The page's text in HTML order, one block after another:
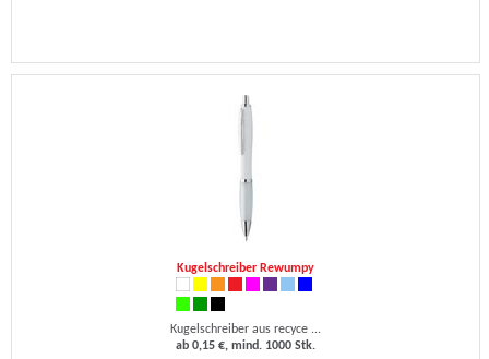
Kugelschreiber Rewumpy
Kugelschreiber aus recyce ...
ab 0,15 €, mind. 1000 Stk.